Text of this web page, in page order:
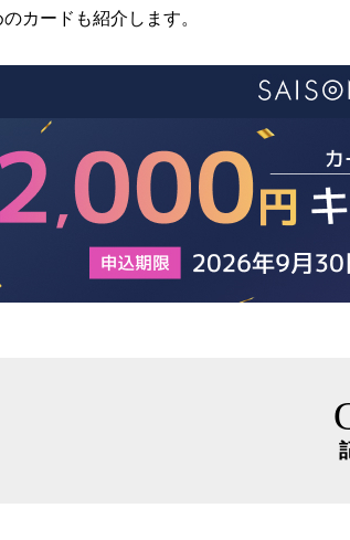
カードも紹介します。